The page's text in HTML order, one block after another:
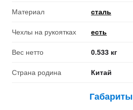
Материал сталь
Чехлы на рукоятках есть
Вес нетто 0.533 кг
Страна родина Китай
Габариты